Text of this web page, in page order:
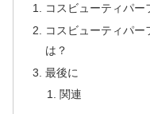
コスビューティパー
コスビューティパ
は？
最後に
関連